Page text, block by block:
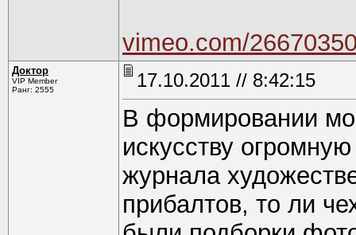
vimeo.com/
Доктор
VIP Member
Ранг: 2555
17.10.2011 // 8:42:15
В формировании
искусству
журнала
прибалтов, то ли